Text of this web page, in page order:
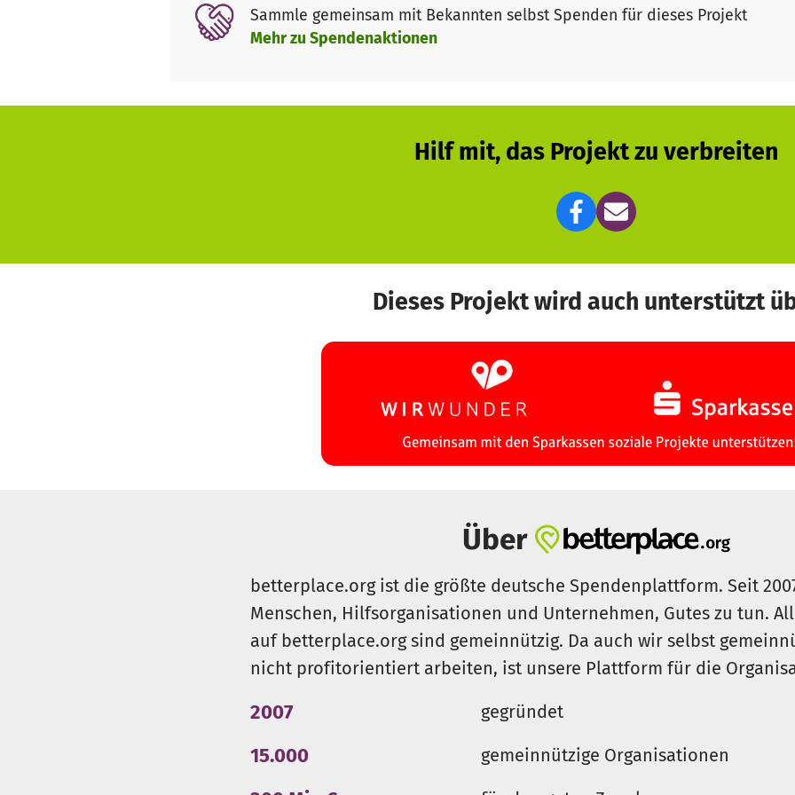
Sammle gemeinsam mit Bekannten selbst Spenden für dieses Projekt
Mehr zu Spendenaktionen
Hilf mit, das Projekt zu verbreiten
Dieses Projekt wird auch unterstützt
Über
betterplace.org ist die größte deutsche Spendenplattform. Seit
Menschen, Hilfsorganisationen und Unternehmen, Gutes zu tun.
auf betterplace.org sind gemeinnützig. Da auch wir selbst
nicht profitorientiert arbeiten, ist unsere Plattform für die
2007 gegründet
15.000 gemeinnützige Organisationen